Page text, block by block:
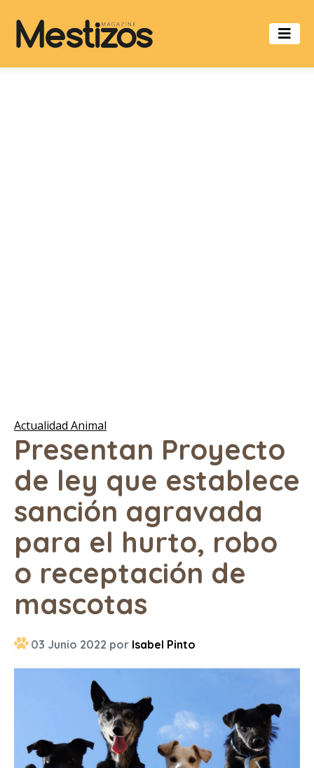
Actualidad Animal
Presentan Proyecto
de ley que establece
sanción agravada
para el hurto, robo
o receptación de
mascotas
03 Junio 2022 por Isabel Pinto